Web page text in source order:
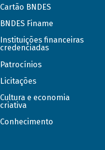
Cartão BNDES
BNDES Finame
Instituições financeiras
credenciadas
Patrocínios
Licitações
Cultura e economia
criativa
Conhecimento